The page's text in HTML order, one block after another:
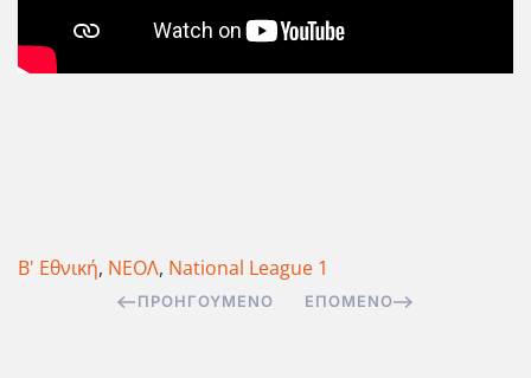
Β' Εθνική, ΝΕΟΛ, National League 1
ΠΡΟΗΓΟΎΜΕΝΟ ΕΠΌΜΕΝΟ